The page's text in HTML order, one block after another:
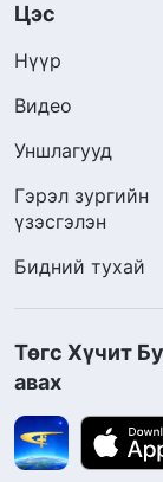
Цэс
Нүүр
Видео
Уншлагууд
Гэрэл зургийн
үзэсгэлэн
Бидний тухай
Төгс Хүчит
авах